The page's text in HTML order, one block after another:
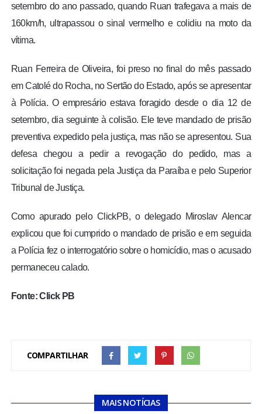
setembro do ano passado, quando Ruan trafegava a mais de
160km/h, ultrapassou o sinal vermelho e colidiu na moto da
vítima.
Ruan Ferreira de Oliveira, foi preso no final do mês passado
em Catolé do Rocha, no Sertão do Estado, após se apresentar
à Polícia. O empresário estava foragido desde o dia 12 de
setembro, dia seguinte à colisão. Ele teve mandado de prisão
preventiva expedido pela justiça, mas não se apresentou. Sua
defesa chegou a pedir a revogação do pedido, mas a
solicitação foi negada pela Justiça da Paraíba e pelo Superior
Tribunal de Justiça.
Como apurado pelo ClickPB, o delegado Miroslav Alencar
explicou que foi cumprido o mandado de prisão e em seguida
a Polícia fez o interrogatório sobre o homicídio, mas o acusado
permaneceu calado.
Fonte: Click PB
COMPARTILHAR
MAIS NOTÍCIAS